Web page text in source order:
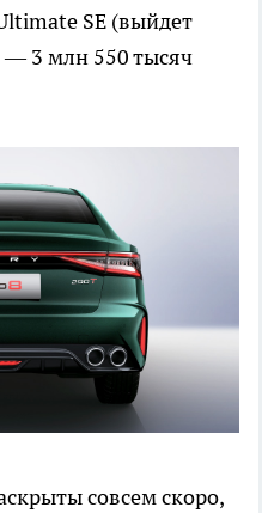
SE (выйдет
3 млн 550 тысяч
совсем скоро,